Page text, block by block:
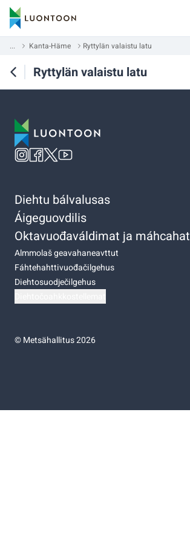
... Kanta-Häme Ryttylän valaistu latu
Ryttylän valaistu latu
Diehtu bálvalusas
Áigeguovdilis
Oktavuođaváldimat ja máhcahat
Almmolaš geavahaneavttut
Fáhtehahttivuođačilgehus
Diehtosuodječilgehus
©Metsähallitus 2026